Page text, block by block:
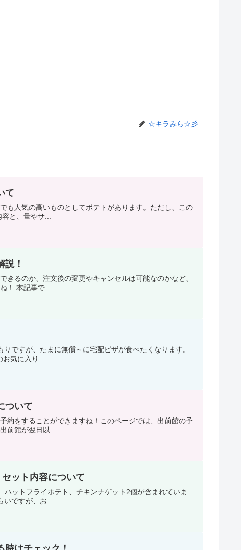
☆キラみら☆彡
て
も人気の高いものとしてポテトがあります。ただし、この
と、量やサ...
！
るのか、注文後の変更やキャンセルは可能なのかなど、
！ 本記事で...
ですが、たまに無償～に宅配ピザが食べたくなります。
気に入り...
ついて
約をすることができますね！このページでは、出前館の予
前館が翌日以...
ット内容について
ットフライポテト、チキンナゲット2個が含まれていま
ですが、お...